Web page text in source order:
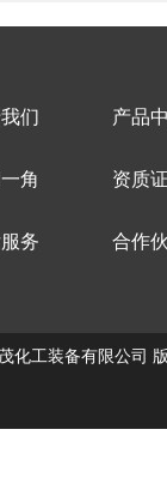
们 产品
角 资质
务 合作
化工装备有限公司